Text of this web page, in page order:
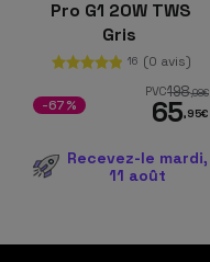
Pro G1 20W TWS
Gris
16 (0 avis)
PVC198,98€
65,95€
-67%
Recevez-le mardi,
11 août